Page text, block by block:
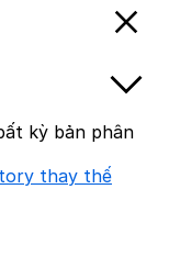
kỳ bản phân
thay thế